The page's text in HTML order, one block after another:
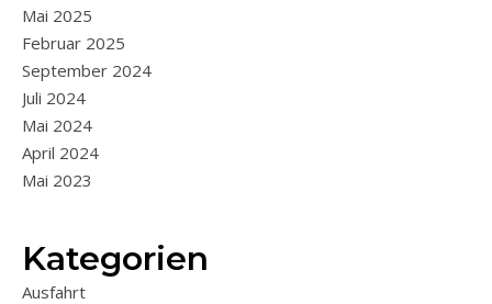
Mai 2025
Februar 2025
September 2024
Juli 2024
Mai 2024
April 2024
Mai 2023
Kategorien
Ausfahrt